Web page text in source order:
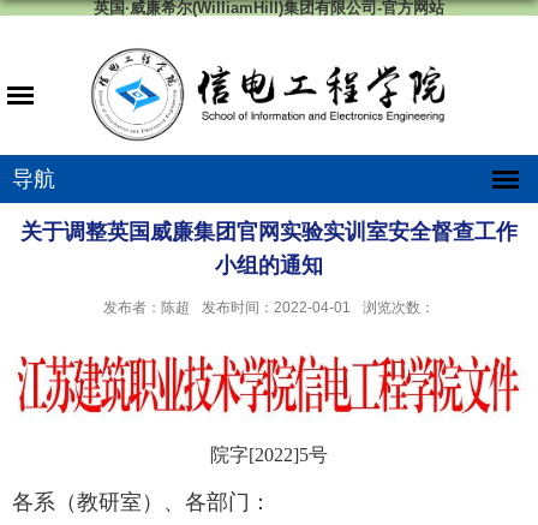
英国·威廉希尔(WilliamHill)集团有限公司-官方网站
导航
关于调整英国威廉集团官网实验实训室安全督查工作
小组的通知
发布者：陈超 发布时间：2022-04-01 浏览次数：
院字[2022]5号
各系（教研室）、各部门：